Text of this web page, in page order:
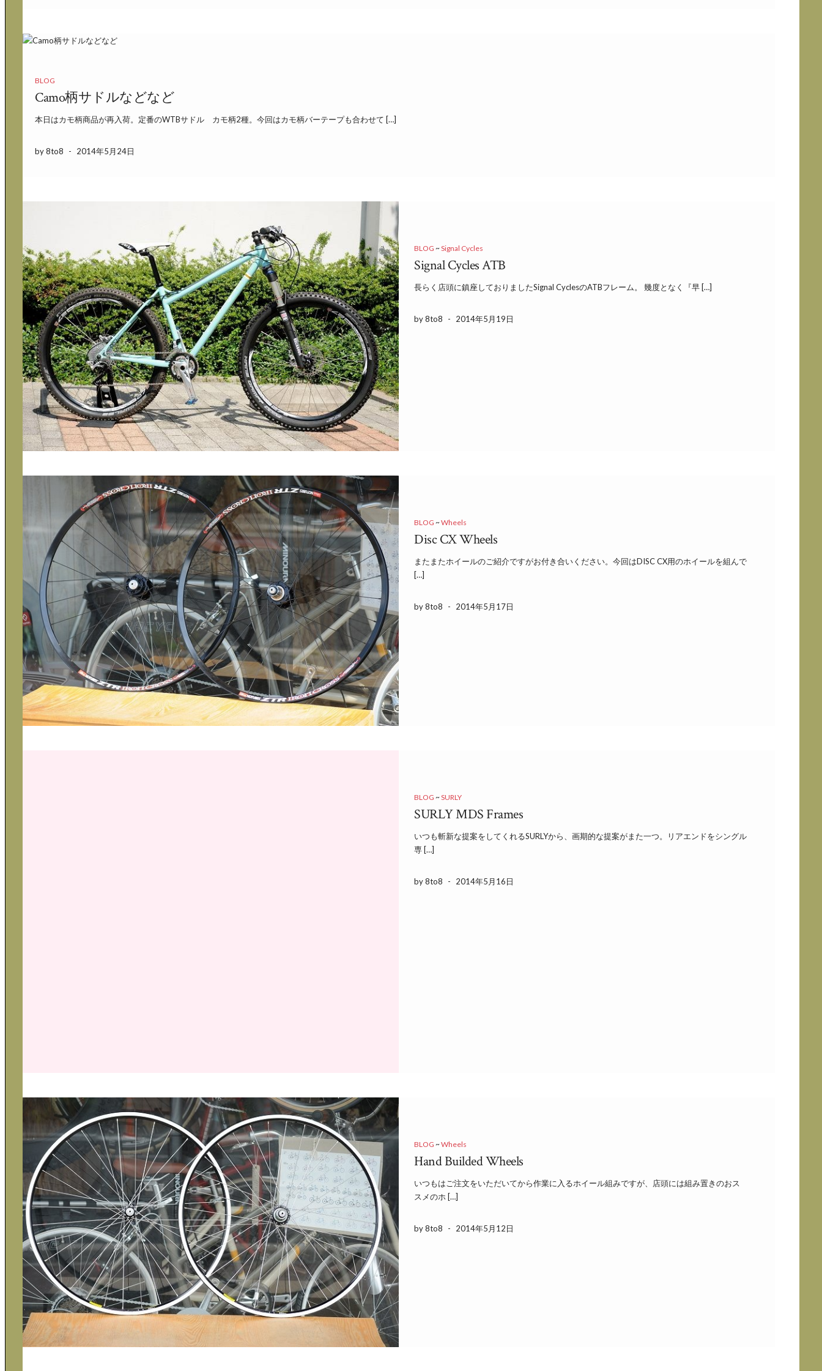
BLOG
Camo柄サドルなどなど
本日はカモ柄商品が再入荷。定番のWTBサドル カモ柄2種。今回はカモ柄バーテープも合わせて […]
by 8to8 - 2014年5月24日
BLOG ~Signal Cycles
Signal Cycles ATB
長らく店頭に鎮座しておりましたSignal CyclesのATBフレーム。 幾度となく『早 […]
by 8to8 - 2014年5月19日
BLOG ~Wheels
Disc CX Wheels
またまたホイールのご紹介ですがお付き合いください。今回はDISC CX用のホイールを組んで
[…]
by 8to8 - 2014年5月17日
BLOG ~SURLY
SURLY MDS Frames
いつも斬新な提案をしてくれるSURLYから、画期的な提案がまた一つ。リアエンドをシングル
専 […]
by 8to8 - 2014年5月16日
BLOG ~Wheels
Hand Builded Wheels
いつもはご注文をいただいてから作業に入るホイール組みですが、店頭には組み置きのおス
スメのホ […]
by 8to8 - 2014年5月12日